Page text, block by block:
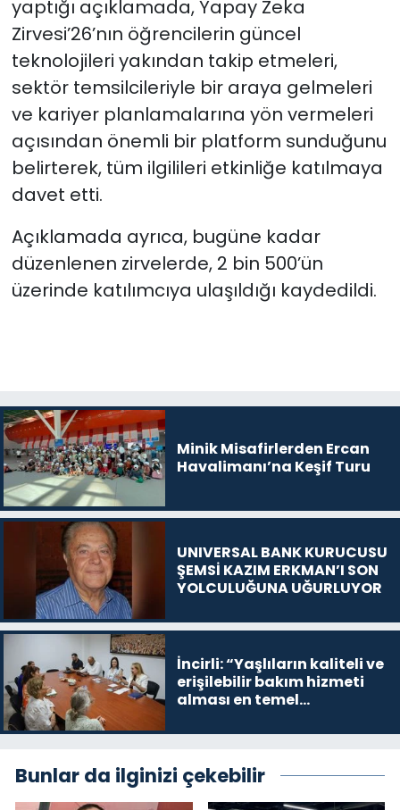
yaptığı açıklamada, Yapay Zeka
Zirvesi’26’nın öğrencilerin güncel
teknolojileri yakından takip etmeleri,
sektör temsilcileriyle bir araya gelmeleri
ve kariyer planlamalarına yön vermeleri
açısından önemli bir platform sunduğunu
belirterek, tüm ilgilileri etkinliğe katılmaya
davet etti.
Açıklamada ayrıca, bugüne kadar
düzenlenen zirvelerde, 2 bin 500’ün
üzerinde katılımcıya ulaşıldığı kaydedildi.
Minik Misafirlerden Ercan
Havalimanı’na Keşif Turu
UNIVERSAL BANK KURUCUSU
ŞEMSİ KAZIM ERKMAN’I SON
YOLCULUĞUNA UĞURLUYOR
İncirli: “Yaşlıların kaliteli ve
erişilebilir bakım hizmeti
alması en temel
Bunlar da ilginizi çekebilir